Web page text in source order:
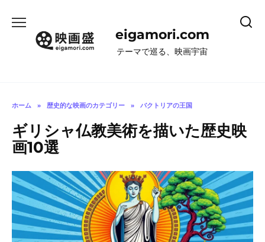
eigamori.com
テーマで巡る、映画宇宙
ホーム » 歴史的な映画のカテゴリー » バクトリアの王国
ギリシャ仏教美術を描いた歴史映
画10選